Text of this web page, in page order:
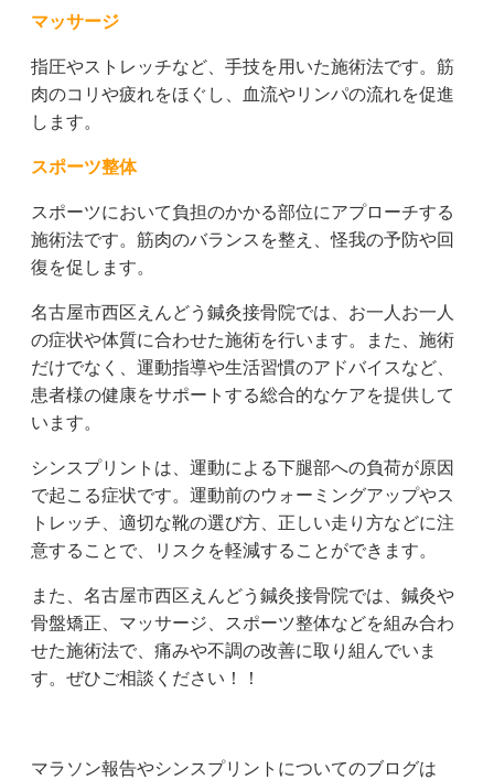
マッサージ
指圧やストレッチなど、手技を用いた施術法です。筋
肉のコリや疲れをほぐし、血流やリンパの流れを促進
します。
スポーツ整体
スポーツにおいて負担のかかる部位にアプローチする
施術法です。筋肉のバランスを整え、怪我の予防や回
復を促します。
名古屋市西区えんどう鍼灸接骨院では、お一人お一人
の症状や体質に合わせた施術を行います。また、施術
だけでなく、運動指導や生活習慣のアドバイスなど、
患者様の健康をサポートする総合的なケアを提供して
います。
シンスプリントは、運動による下腿部への負荷が原因
で起こる症状です。運動前のウォーミングアップやス
トレッチ、適切な靴の選び方、正しい走り方などに注
意することで、リスクを軽減することができます。
また、名古屋市西区えんどう鍼灸接骨院では、鍼灸や
骨盤矯正、マッサージ、スポーツ整体などを組み合わ
せた施術法で、痛みや不調の改善に取り組んでいま
す。ぜひご相談ください！！
マラソン報告やシンスプリントについてのブログは